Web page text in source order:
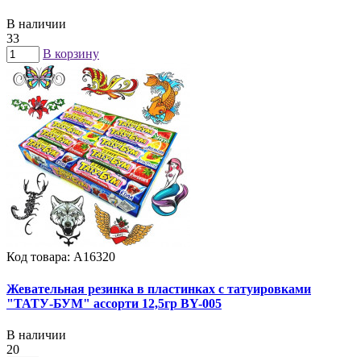
В наличии
33
В корзину
Код товара: А16320
Жевательная резинка в пластинках с татуировками
"ТАТУ-БУМ" ассорти 12,5гр BY-005
В наличии
20